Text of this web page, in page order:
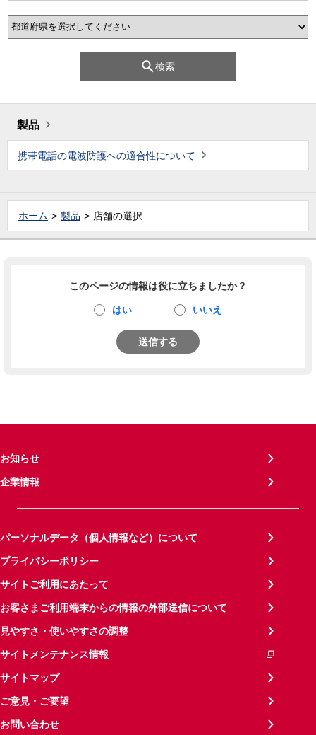
検索
製品
携帯電話の電波防護への適合性について
ホーム 製品 店舗の選択
このページの情報は役に立ちましたか？
はい いいえ
送信する
お知らせ
企業情報
パーソナルデータ（個人情報など）について
プライバシーポリシー
サイトご利用にあたって
お客さまご利用端末からの情報の外部送信について
見やすさ・使いやすさの調整
サイトメンテナンス情報
サイトマップ
ご意見・ご要望
お問い合わせ